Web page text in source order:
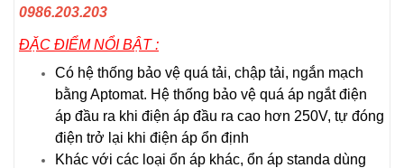
0986.203.203
ĐẶC ĐIỂM NỔI BẬT :
Có hệ thống bảo vệ quá tải, chập tải, ngắn mạch
bằng Aptomat. Hệ thống bảo vệ quá áp ngắt điện
áp đầu ra khi điện áp đầu ra cao hơn 250V, tự đóng
điện trở lại khi điện áp ổn định
Khác với các loại ổn áp khác, ổn áp standa dùng